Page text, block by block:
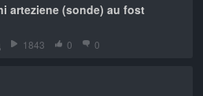
arteziene (sonde) au fost
1843 0 0